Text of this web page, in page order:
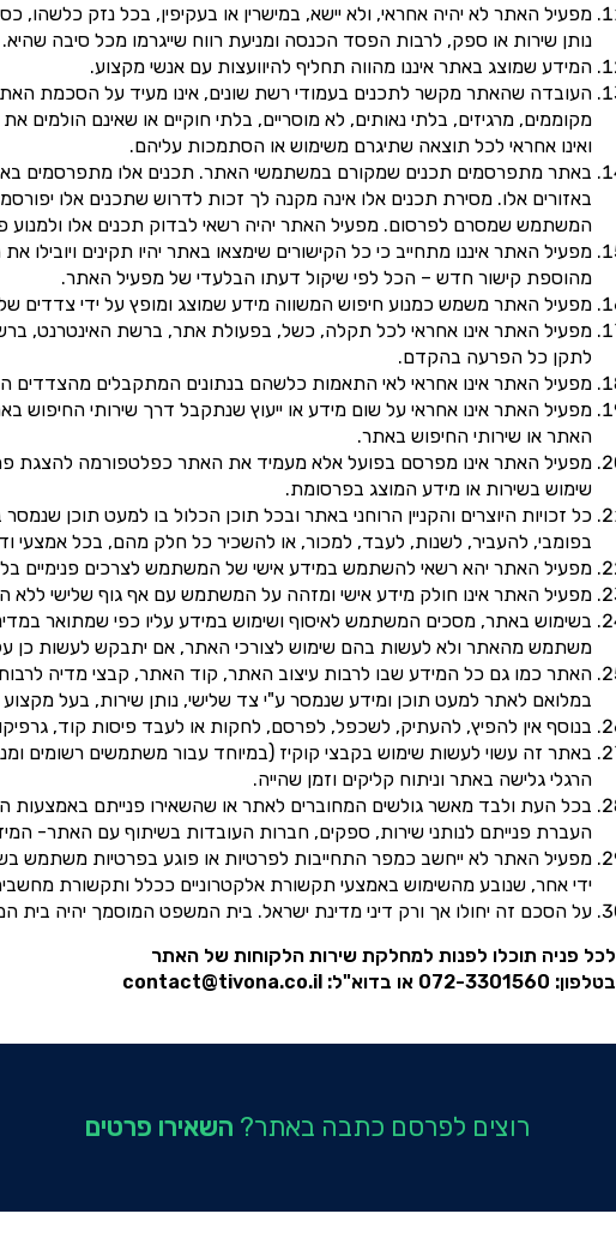
מפעיל האתר לא יהיה אחראי, ולא יישא, במישרין או בעקיפין, בכל נזק
נותן שירות או ספק, לרבות הפסד הכנסה ומניעת רווח שייגרמו מכל סיבה שהיא.
המידע שמוצג באתר איננו מהווה תחליף להיוועצות עם אנשי מקצוע.
העובדה שהאתר מקשר לתכנים בעמודי רשת שונים, אינו מעיד על הסכמת האתר
מקוממים, מרגיזים, בלתי נאותים, לא מוסריים, בלתי חוקיים או שאינם
ואינו אחראי לכל תוצאה שתיגרם משימוש או הסתמכות עליהם.
באתר מתפרסמים תכנים שמקורם במשתמשי האתר. תכנים אלו מתפרסמים
באזורים אלו. מסירת תכנים אלו אינה מקנה לך זכות לדרוש שתכנים אלו
המשתמש שמסרם לפרסום. מפעיל האתר יהיה רשאי לבדוק תכנים אלו ולמנוע
מפעיל האתר איננו מתחייב כי כל הקישורים שימצאו באתר יהיו תקינים
מהוספת קישור חדש – הכל לפי שיקול דעתו הבלעדי של מפעיל האתר.
מפעיל האתר משמש כמנוע חיפוש המשווה מידע שמוצג ומופץ על ידי צדדים
מפעיל האתר אינו אחראי לכל תקלה, כשל, בפעולת אתר, ברשת האינטרנט,
לתקן כל הפרעה בהקדם.
מפעיל האתר אינו אחראי לאי התאמות כלשהם בנתונים המתקבלים מהצדדים
מפעיל האתר אינו אחראי על שום מידע או ייעוץ שנתקבל דרך שירותי החיפוש
האתר או שירותי החיפוש באתר.
מפעיל האתר אינו מפרסם בפועל אלא מעמיד את האתר כפלטפורמה להצגת
שימוש בשירות או מידע המוצג בפרסומת.
כל זכויות היוצרים והקניין הרוחני באתר ובכל תוכן הכלול בו למעט תוכן
בפומבי, להעביר, לשנות, לעבד, למכור, או להשכיר כל חלק מהם, בכל
מפעיל האתר יהא רשאי להשתמש במידע אישי של המשתמש לצרכים פנימיים
מפעיל האתר אינו חולק מידע אישי ומזהה על המשתמש עם אף גוף שלישי
בשימוש באתר, מסכים המשתמש לאיסוף ושימוש במידע עליו כפי שמתואר
משתמש מהאתר ולא לעשות בהם שימוש לצורכי האתר, אם יתבקש לעשות כן
האתר כמו גם כל המידע שבו לרבות עיצוב האתר, קוד האתר, קבצי מדיה
במלואם לאתר למעט תוכן ומידע שנמסר ע"י צד שלישי, נותן שירות, בעל
בנוסף אין להפיץ, להעתיק, לשכפל, לפרסם, לחקות או לעבד פיסות קוד,
באתר זה עשוי לעשות שימוש בקבצי קוקיז (במיוחד עבור משתמשים רשומים
הרגלי גלישה באתר וניתוח קליקים וזמן שהייה.
בכל העת ולבד מאשר גולשים המחוברים לאתר או שהשאירו פנייתם באמצעות
העברת פנייתם לנותני שירות, ספקים, חברות העובדות בשיתוף עם האתר-
ידי אחר, שנובע מהשימוש באמצעי תקשורת אלקטרוניים ככלל ותקשורת
על הסכם זה יחולו אך ורק דיני מדינת ישראל. בית המשפט המוסמך יהיה בית
לכל פניה תוכלו לפנות למחלקת שירות הלקוחות של האתר
בטלפון: 072-3301560 או בדוא"ל:
contact@tivona.co.il
רוצים לפרסם כתבה באתר? השאירו פרטים